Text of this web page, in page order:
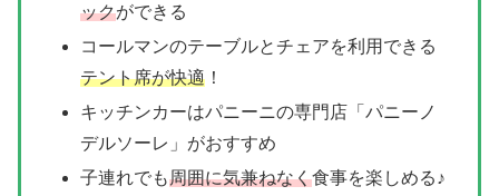
ックができる
コールマンのテーブルとチェアを利用できる
テント席が快適 ！
キッチンカーはパニーニの専門店「パニーノ
デルソーレ」がおすすめ
子連れでも周囲に気兼ねなく食事を楽しめる♪